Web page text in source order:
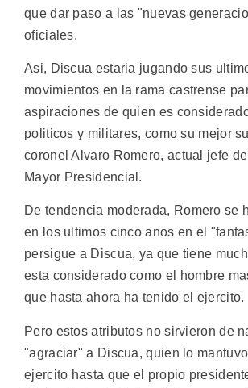
que dar paso a las "nuevas
oficiales.
Asi, Discua estaria jugando sus
movimientos en la rama castrense
aspiraciones de quien es
politicos y militares, como su mejor
coronel Alvaro Romero, actual jefe
Mayor Presidencial.
De tendencia moderada, Romero se
en los ultimos cinco anos en el
persigue a Discua, ya que tiene
esta considerado como el hombre
que hasta ahora ha tenido el ejercito.
Pero estos atributos no sirvieron de
"agraciar" a Discua, quien lo
ejercito hasta que el propio